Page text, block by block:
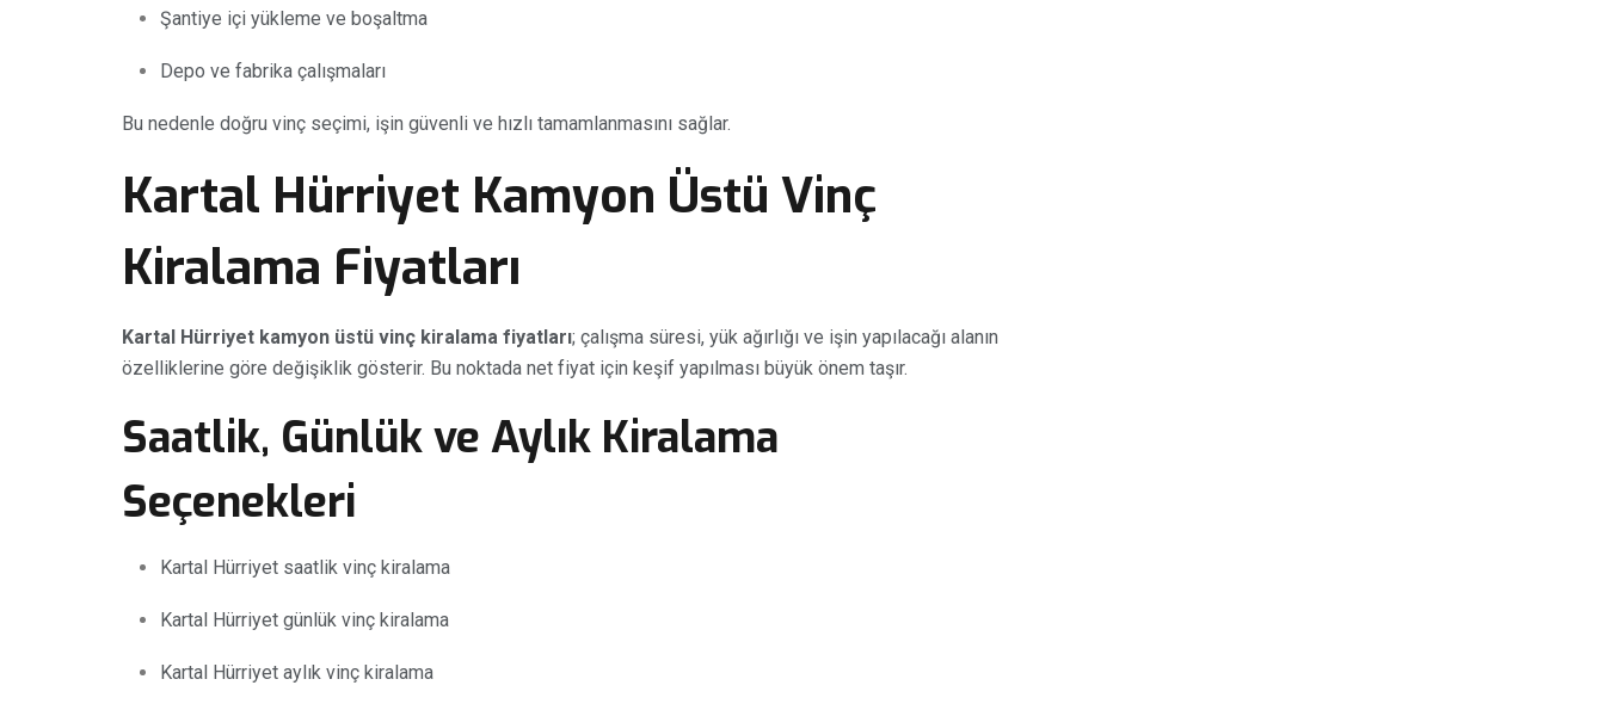
Şantiye içi yükleme ve boşaltma
Depo ve fabrika çalışmaları
Bu nedenle doğru vinç seçimi, işin güvenli ve hızlı tamamlanmasını sağlar.
Kartal Hürriyet Kamyon Üstü Vinç
Kiralama Fiyatları
Kartal Hürriyet kamyon üstü vinç kiralama fiyatları; çalışma süresi, yük ağırlığı ve işin yapılacağı alanın
özelliklerine göre değişiklik gösterir. Bu noktada net fiyat için keşif yapılması büyük önem taşır.
Saatlik, Günlük ve Aylık Kiralama
Seçenekleri
Kartal Hürriyet saatlik vinç kiralama
Kartal Hürriyet günlük vinç kiralama
Kartal Hürriyet aylık vinç kiralama